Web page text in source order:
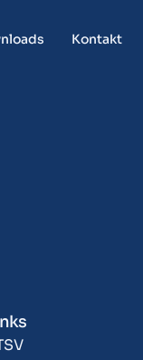
Kontakt